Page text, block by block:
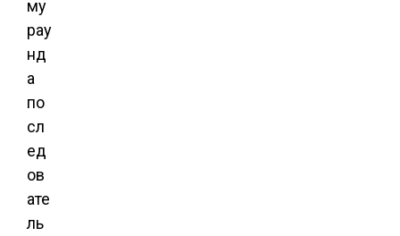
му
рау
нд
а
по
сл
ед
ов
ате
ль